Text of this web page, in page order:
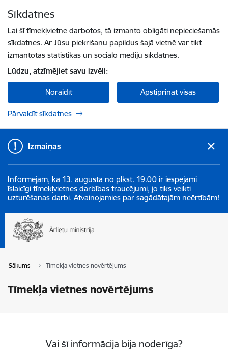
Sīkdatnes
Lai šī tīmekļvietne darbotos, tā izmanto obligāti nepieciešamās
sīkdatnes. Ar Jūsu piekrišanu papildus šajā vietnē var tikt
izmantotas statistikas un sociālo mediju sīkdatnes.
Lūdzu, atzīmējiet savu izvēli:
Noraidīt Apstiprināt visas
Pārvaldīt sīkdatnes
Izmaiņas
Informējam, ka 13. augustā no plkst. 19.00 ir iespējami
īslaicīgi tīmekļvietnes darbības traucējumi, jo tiks veikti
uzturēšanas darbi. Atvainojamies par sagādātajām neērtībām!
Sākums Tīmekļa vietnes novērtējums
Tīmekļa vietnes novērtējums
Vai šī informācija bija noderīga?